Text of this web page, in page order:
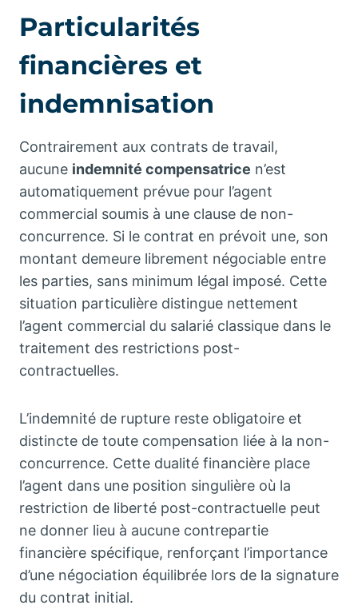
Particularités
financières et
indemnisation
Contrairement aux contrats de travail,
aucune indemnité compensatrice n’est
automatiquement prévue pour l’agent
commercial soumis à une clause de non-
concurrence. Si le contrat en prévoit une, son
montant demeure librement négociable entre
les parties, sans minimum légal imposé. Cette
situation particulière distingue nettement
l’agent commercial du salarié classique dans le
traitement des restrictions post-
contractuelles.
L’indemnité de rupture reste obligatoire et
distincte de toute compensation liée à la non-
concurrence. Cette dualité financière place
l’agent dans une position singulière où la
restriction de liberté post-contractuelle peut
ne donner lieu à aucune contrepartie
financière spécifique, renforçant l’importance
d’une négociation équilibrée lors de la signature
du contrat initial.